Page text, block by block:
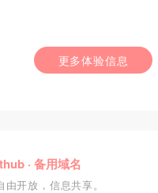
更多体验信息
· 备用域名
开放，信息共享。